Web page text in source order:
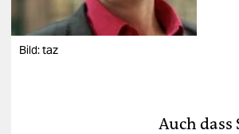
Bild: taz
Auch